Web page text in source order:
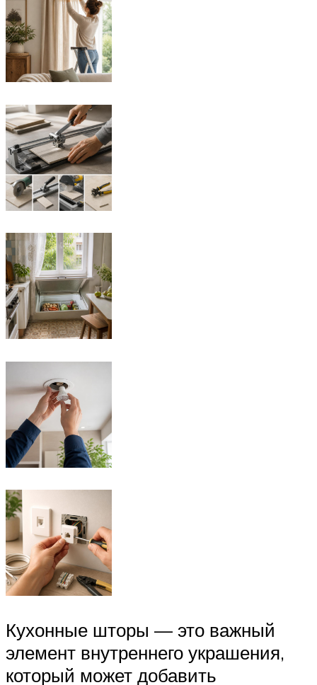
Кухонные шторы — это важный
элемент внутреннего украшения,
который может добавить